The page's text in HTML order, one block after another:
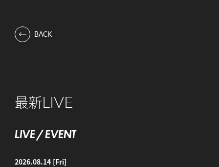
BACK
最新LIVE
LIVE / EVENT
2026.08.14 [Fri]